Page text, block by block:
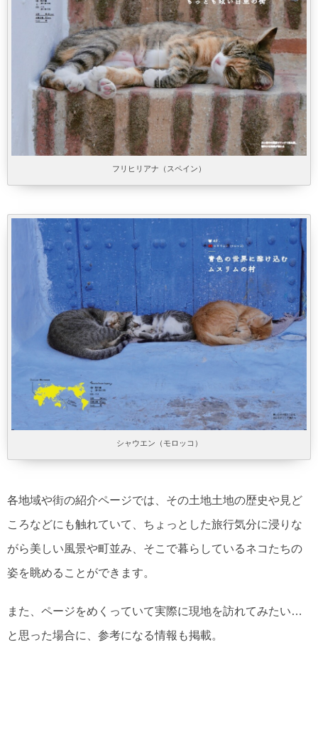
フリヒリアナ（スペイン）
シャウエン（モロッコ）
各地域や街の紹介ページでは、その土地土地の歴史や見ど
ころなどにも触れていて、ちょっとした旅行気分に浸りな
がら美しい風景や町並み、そこで暮らしているネコたちの
姿を眺めることができます。
また、ページをめくっていて実際に現地を訪れてみたい…
と思った場合に、参考になる情報も掲載。